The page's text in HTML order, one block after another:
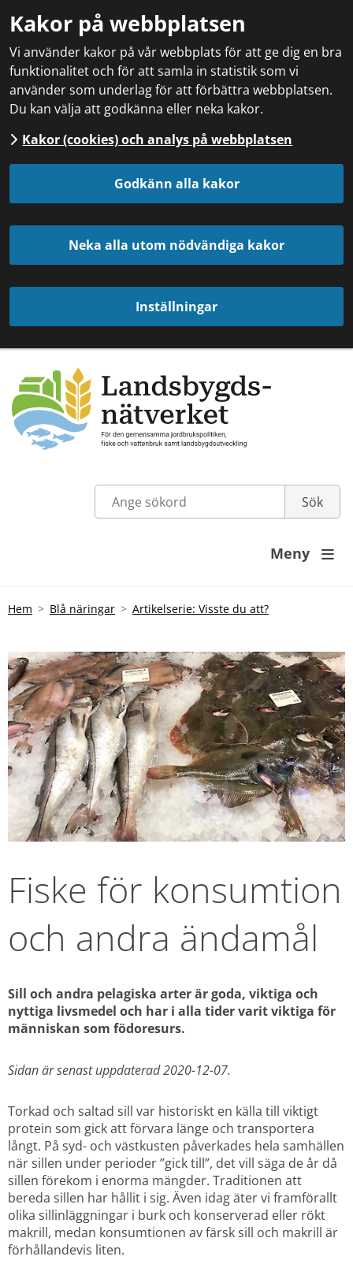
Kakor på webbplatsen
Vi använder kakor på vår webbplats för att ge dig en bra
funktionalitet och för att samla in statistik som vi
använder som underlag för att förbättra webbplatsen.
Du kan välja att godkänna eller neka kakor.
Kakor (cookies) och analys på webbplatsen
Godkänn alla kakor
Neka alla utom nödvändiga kakor
Inställningar
Meny 
Hem Blå näringar Artikelserie: Visste du att?
Fiske för konsumtion
och andra ändamål
Sill och andra pelagiska arter är goda, viktiga och
nyttiga livsmedel och har i alla tider varit viktiga för
människan som födoresurs.
Sidan är senast uppdaterad 2020-12-07.
Torkad och saltad sill var historiskt en källa till viktigt
protein som gick att förvara länge och transportera
långt. På syd- och västkusten påverkades hela samhällen
när sillen under perioder ”gick till”, det vill säga de år då
sillen förekom i enorma mängder. Traditionen att
bereda sillen har hållit i sig. Även idag äter vi framförallt
olika sillinläggningar i burk och konserverad eller rökt
makrill, medan konsumtionen av färsk sill och makrill är
förhållandevis liten.